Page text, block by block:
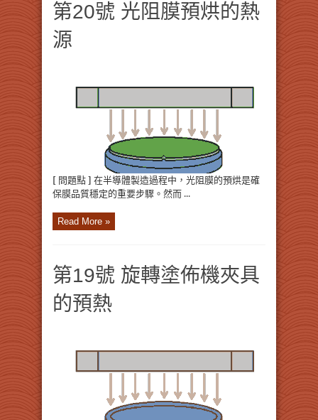
第20號 光阻膜預烘的熱
源
[ 問題點 ] 在半導體製造過程中，光阻膜的預烘是確
保膜品質穩定的重要步驟。然而 ...
Read More »
第19號 旋轉塗佈機夾具
的預熱